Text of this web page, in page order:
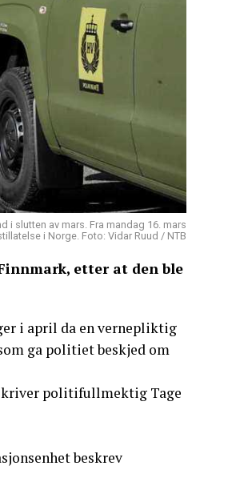
i slutten av mars. Fra mandag 16. mars
i Norge. Foto: Vidar Ruud / NTB
etter at den ble
i april da en vernepliktig
ga politiet beskjed om
politifullmektig Tage
beskrev